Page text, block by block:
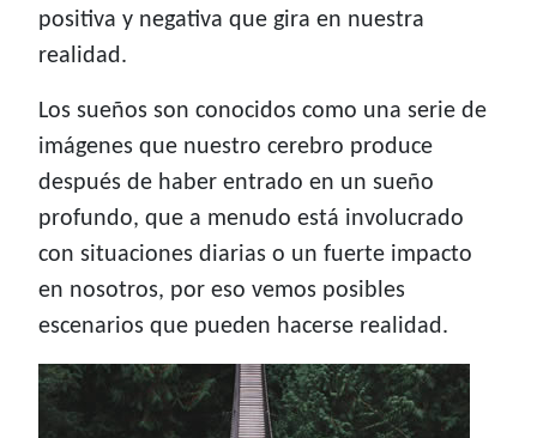
positiva y negativa que gira en nuestra
realidad.
Los sueños son conocidos como una serie de
imágenes que nuestro cerebro produce
después de haber entrado en un sueño
profundo, que a menudo está involucrado
con situaciones diarias o un fuerte impacto
en nosotros, por eso vemos posibles
escenarios que pueden hacerse realidad.